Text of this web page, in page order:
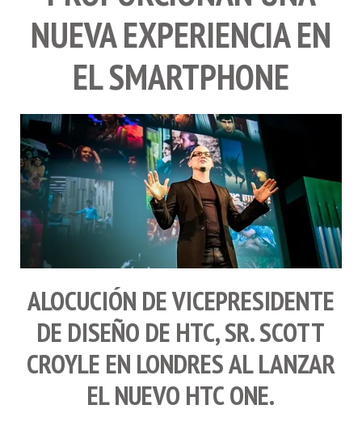
NUEVA EXPERIENCIA EN
EL SMARTPHONE
ALOCUCIÓN DE VICEPRESIDENTE
DE DISEÑO DE HTC, SR.SCOTT
CROYLE EN LONDRESAL LANZAR
EL NUEVO HTC ONE.